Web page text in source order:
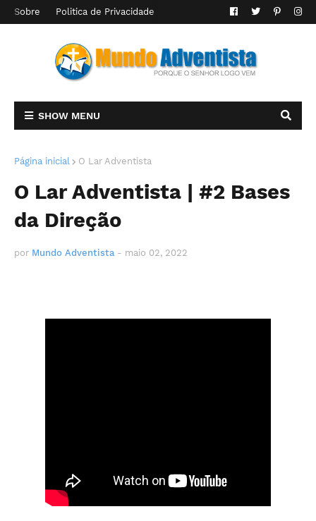
Sobre Politica de Privacidade
SHOW MENU
Página inicial O Lar Adventista
O Lar Adventista | #2 Bases
da Direção
por Mundo Adventista - maio 02, 2022